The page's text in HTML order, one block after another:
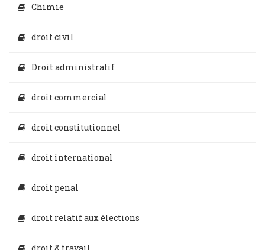
Chimie
droit civil
Droit administratif
droit commercial
droit constitutionnel
droit international
droit penal
droit relatif aux élections
droit & travail